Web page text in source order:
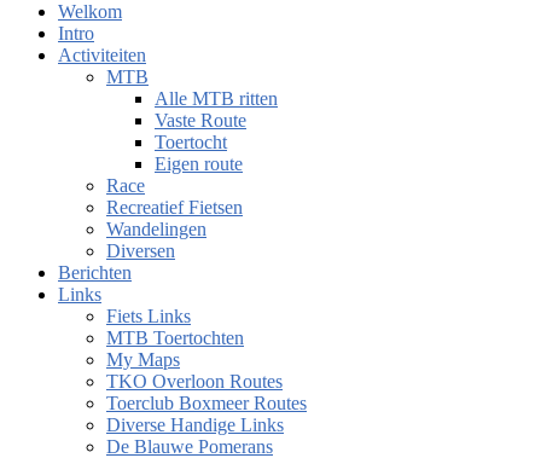
Welkom
Intro
Activiteiten
MTB
Alle MTB ritten
Vaste Route
Toertocht
Eigen route
Race
Recreatief Fietsen
Wandelingen
Diversen
Berichten
Links
Fiets Links
MTB Toertochten
My Maps
TKO Overloon Routes
Toerclub Boxmeer Routes
Diverse Handige Links
De Blauwe Pomerans